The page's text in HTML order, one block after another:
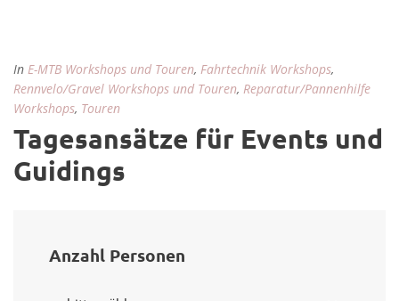
In E-MTB Workshops und Touren, Fahrtechnik Workshops,
Rennvelo/Gravel Workshops und Touren, Reparatur/Pannenhilfe
Workshops, Touren
Tagesansätze für Events und
Guidings
Anzahl Personen